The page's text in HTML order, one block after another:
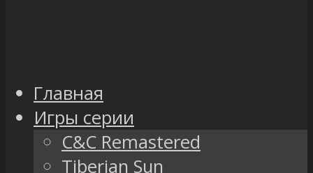
Главная
Игры серии
C&C Remastered
Tiberian Sun